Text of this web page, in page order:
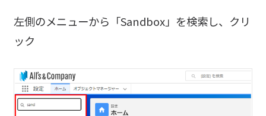
左側のメニューから「Sandbox」を検索し、クリ
ック